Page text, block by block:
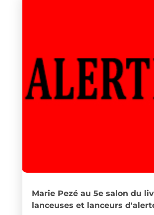
Marie Pezé au 5e salon du
lanceuses et lanceurs